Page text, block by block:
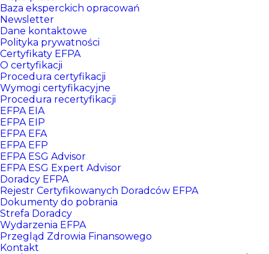
Baza eksperckich opracowań
Newsletter
Dane kontaktowe
Polityka prywatności
Certyfikaty EFPA
O certyfikacji
Procedura certyfikacji
Wymogi certyfikacyjne
Procedura recertyfikacji
EFPA EIA
EFPA EIP
EFPA EFA
EFPA EFP
EFPA ESG Advisor
EFPA ESG Expert Advisor
Doradcy EFPA
Rejestr Certyfikowanych Doradców EFPA
Dokumenty do pobrania
Strefa Doradcy
Wydarzenia EFPA
Przegląd Zdrowia Finansowego
Kontakt
Certyfikowanych
Doradców EFPA
Adriana Brzoskowska
Bank Pekao SA
CERTYFIKATY: